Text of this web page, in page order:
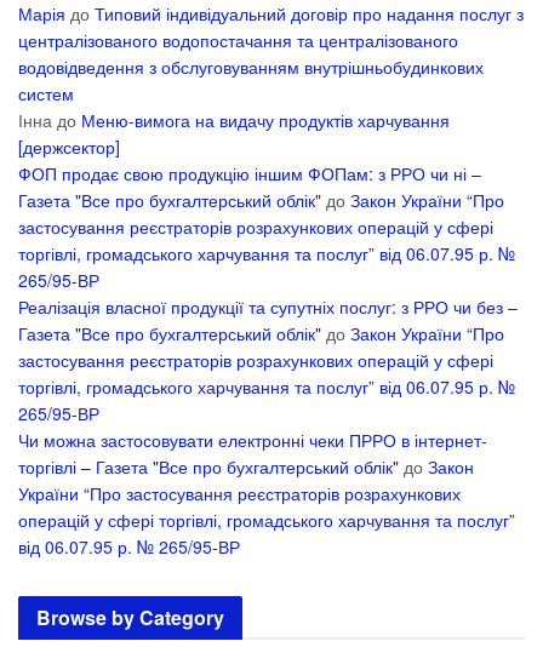
Марія до Типовий індивідуальний договір про надання послуг з
централізованого водопостачання та централізованого
водовідведення з обслуговуванням внутрішньобудинкових
систем
Інна до Меню-вимога на видачу продуктів харчування
[держсектор]
ФОП продає свою продукцію іншим ФОПам: з РРО чи ні –
Газета "Все про бухгалтерський облік" до Закон України “Про
застосування реєстраторів розрахункових операцій у сфері
торгівлі, громадського харчування та послуг” від 06.07.95 р. №
265/95-ВР
Реалізація власної продукції та супутніх послуг: з РРО чи без –
Газета "Все про бухгалтерський облік" до Закон України “Про
застосування реєстраторів розрахункових операцій у сфері
торгівлі, громадського харчування та послуг” від 06.07.95 р. №
265/95-ВР
Чи можна застосовувати електронні чеки ПРРО в інтернет-
торгівлі – Газета "Все про бухгалтерський облік" до Закон
України “Про застосування реєстраторів розрахункових
операцій у сфері торгівлі, громадського харчування та послуг”
від 06.07.95 р. № 265/95-ВР
Browse by Category